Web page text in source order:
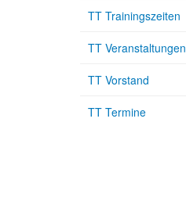
TT Trainingszeiten
TT Veranstaltungen
TT Vorstand
TT Termine